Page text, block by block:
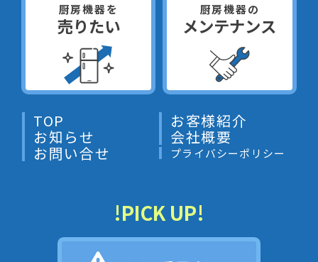
厨房機器を
売りたい
厨房機器の
メンテナンス
TOP お客様紹介
お知らせ 会社概要
お問い合せ プライバシーポリシー
!PICK UP!